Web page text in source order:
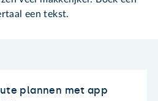
een tekst.
plannen met app